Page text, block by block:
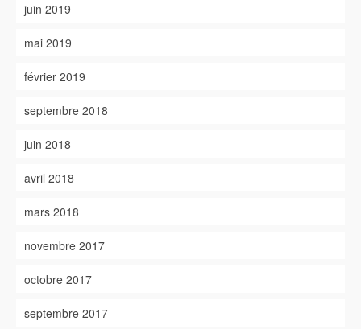
juin 2019
mai 2019
février 2019
septembre 2018
juin 2018
avril 2018
mars 2018
novembre 2017
octobre 2017
septembre 2017